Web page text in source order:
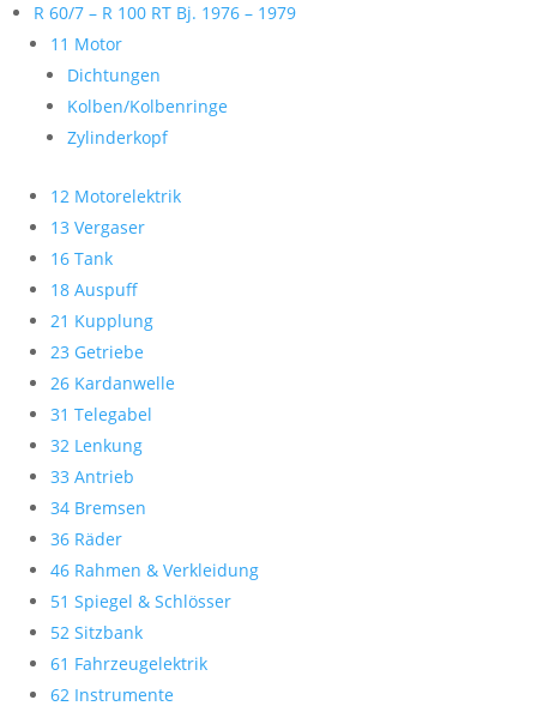
R 60/7 – R 100 RT Bj. 1976 – 1979
11 Motor
Dichtungen
Kolben/Kolbenringe
Zylinderkopf
12 Motorelektrik
13 Vergaser
16 Tank
18 Auspuff
21 Kupplung
23 Getriebe
26 Kardanwelle
31 Telegabel
32 Lenkung
33 Antrieb
34 Bremsen
36 Räder
46 Rahmen & Verkleidung
51 Spiegel & Schlösser
52 Sitzbank
61 Fahrzeugelektrik
62 Instrumente